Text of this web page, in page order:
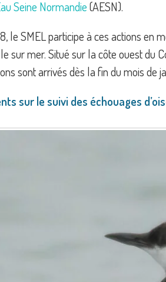
Seine Normandie(AESN).
le SMEL participe à ces actions en
sur mer. Situé sur la côte ouest du
sont arrivés dès la fin du mois de
sur le suivi des échouages